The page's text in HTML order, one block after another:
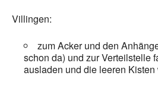
Villingen:
zum Acker und den
schon da) und zur Verteilstelle
ausladen und die leeren